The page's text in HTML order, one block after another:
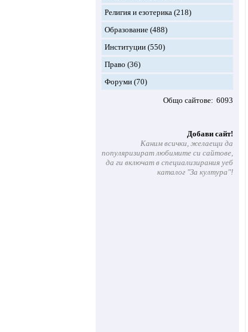
Религия и езотерика (218)
Образование (488)
Институции (550)
Право (36)
Форуми (70)
Общо сайтове 6093
Добави сайт!
Каним всички, желаещи да
популяризират любимите си сайтове,
да ги включат в специализирания уеб
каталог "За култура"!